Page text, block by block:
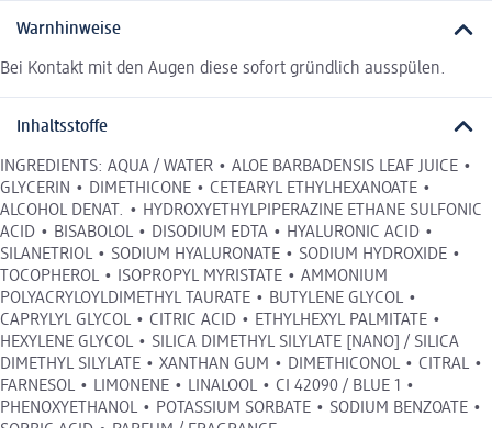
Warnhinweise
Bei Kontakt mit den Augen diese sofort gründlich ausspülen.
Inhaltsstoffe
INGREDIENTS: AQUA / WATER • ALOE BARBADENSIS LEAF JUICE •
GLYCERIN • DIMETHICONE • CETEARYL ETHYLHEXANOATE •
ALCOHOL DENAT. • HYDROXYETHYLPIPERAZINE ETHANE SULFONIC
ACID • BISABOLOL • DISODIUM EDTA • HYALURONIC ACID •
SILANETRIOL • SODIUM HYALURONATE • SODIUM HYDROXIDE •
TOCOPHEROL • ISOPROPYL MYRISTATE • AMMONIUM
POLYACRYLOYLDIMETHYL TAURATE • BUTYLENE GLYCOL •
CAPRYLYL GLYCOL • CITRIC ACID • ETHYLHEXYL PALMITATE •
HEXYLENE GLYCOL • SILICA DIMETHYL SILYLATE [NANO] / SILICA
DIMETHYL SILYLATE • XANTHAN GUM • DIMETHICONOL • CITRAL •
FARNESOL • LIMONENE • LINALOOL • CI 42090 / BLUE 1 •
PHENOXYETHANOL • POTASSIUM SORBATE • SODIUM BENZOATE •